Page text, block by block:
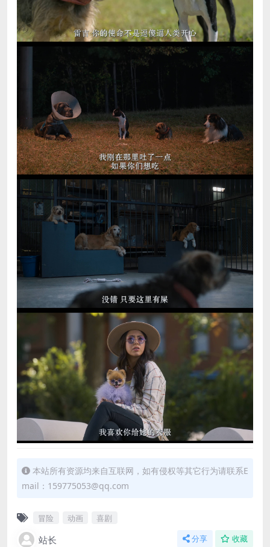
本站所有资源均来自互联网，如有侵权等其它行为请联系E
mail：159775053@qq.com
冒险 动画 喜剧
站长 分享 收藏